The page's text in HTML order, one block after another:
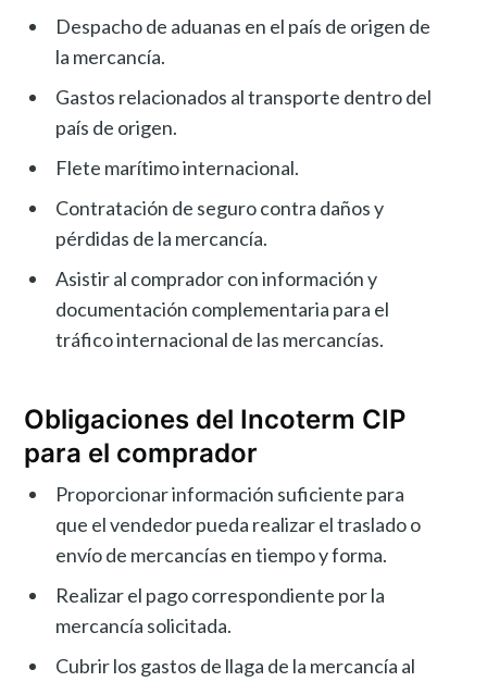
Despacho de aduanas en el país de origen de
la mercancía.
Gastos relacionados al transporte dentro del
país de origen.
Flete marítimo internacional.
Contratación de seguro contra daños y
pérdidas de la mercancía.
Asistir al comprador con información y
documentación complementaria para el
tráfico internacional de las mercancías.
Obligaciones del Incoterm CIP
para el comprador
Proporcionar información suficiente para
que el vendedor pueda realizar el traslado o
envío de mercancías en tiempo y forma.
Realizar el pago correspondiente por la
mercancía solicitada.
Cubrir los gastos de llaga de la mercancía al